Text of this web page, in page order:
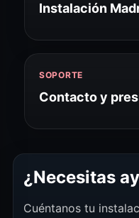
Instalación
SOPORTE
Contacto y
¿Necesitas
Cuéntanos tu